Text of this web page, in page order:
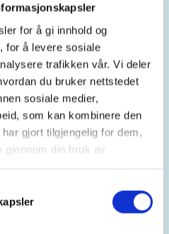
for å gi innhold og
for å levere sosiale
trafikken vår. Vi deler
du bruker nettstedet
sosiale medier,
som kan kombinere den
gjort tilgjengelig for dem,
gjennom din bruk av
JFF